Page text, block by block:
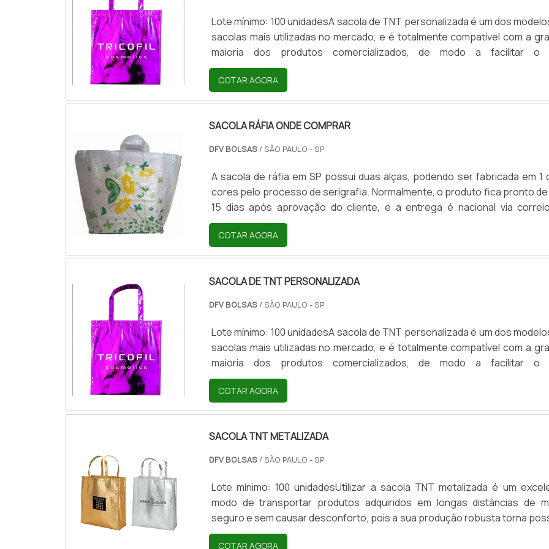
Lote mínimo: 100 unidadesA sacola de TNT personalizada é um dos
sacolas mais utilizadas no mercado, e é totalmente compatível com a
maioria dos produtos comercializados, de modo a facilitar o
transporte.Características da sacola de TNT personalizadaO
acabamento destas sacolas, uma das características do produto
demonstram a vantagem de sua aquisição, possibilita contar
qualidade. Além di.
COTAR AGORA
SACOLA RÁFIA ONDE COMPRAR
DFV BOLSAS/ SÃO PAULO - SP
A sacola de ráfia em SP possui duas alças, podendo ser fabricada em 1
cores pelo processo de serigrafia. Normalmente, o produto fica pronto de
15 dias após aprovação do cliente, e a entrega é nacional via
transportadora.Sendo que é um produto muito utilizado tanto em ações
marketing, quanto para a comercialização, é importante saber o melhor
para sacola ráfia onde comprar. O material utilizado na produção
COTAR AGORA
SACOLA DE TNT PERSONALIZADA
DFV BOLSAS/ SÃO PAULO - SP
Lote mínimo: 100 unidadesA sacola de TNT personalizada é um dos
sacolas mais utilizadas no mercado, e é totalmente compatível com a
maioria dos produtos comercializados, de modo a facilitar o
transporte.Características da sacola de TNT personalizadaO
acabamento destas sacolas, uma das características do produto
demonstram a vantagem de sua aquisição, possibilita contar
qualidade. Além di.
COTAR AGORA
SACOLA TNT METALIZADA
DFV BOLSAS/ SÃO PAULO - SP
Lote mínimo: 100 unidadesUtilizar a sacola TNT metalizada é um
modo de transportar produtos adquiridos em longas distâncias de
seguro e sem causar desconforto, pois a sua produção robusta torna
que proprietários transportem grandes quantidades de peças.Quando
COTAR AGORA